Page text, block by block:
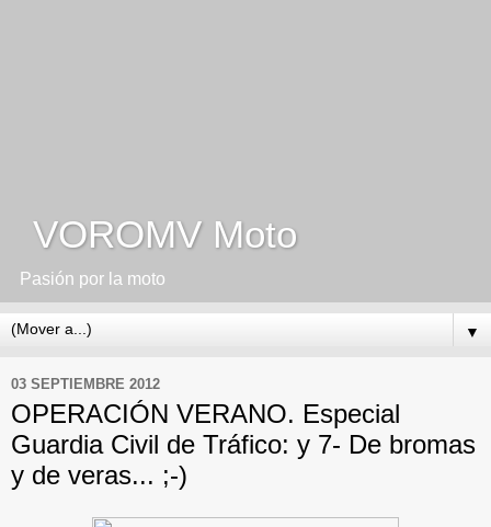
VOROMV Moto
Pasión por la moto
▼
03 SEPTIEMBRE 2012
OPERACIÓN VERANO. Especial
Guardia Civil de Tráfico: y 7- De bromas
y de veras... ;-)